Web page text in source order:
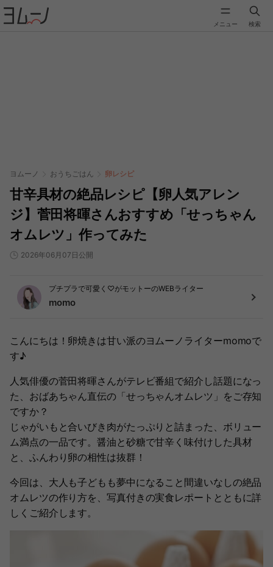
メニュー 検索
ヨムーノ おうちごはん 卵レシピ
甘辛具材の絶品レシピ【卵人気アレン
ジ】菅田将暉さんおすすめ「せっちゃん
オムレツ」作ってみた
2026年06月07日公開
プチプラで可愛く♡がモットーのWEBライター
momo
こんにちは！卵焼きは甘い派のヨムーノライターmomoで
す♪
人気俳優の菅田将暉さんがテレビ番組で紹介し話題になっ
た、おばあちゃん直伝の「せっちゃんオムレツ」をご存知
ですか？
じゃがいもと合いびき肉がたっぷりと詰まった、ボリュー
ム満点の一品です。醤油と砂糖で甘辛く味付けした具材
と、ふんわり卵の相性は抜群！
今回は、大人も子どもも夢中になること間違いなしの絶品
オムレツの作り方を、写真付きの実食レポートとともに詳
しくご紹介します。